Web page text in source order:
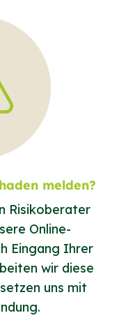
melden?
Risikoberater
Online-
Eingang Ihrer
wir diese
uns mit